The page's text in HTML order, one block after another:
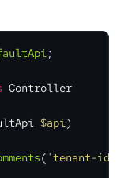
;
Controller
$api )
( 'tenant-id'